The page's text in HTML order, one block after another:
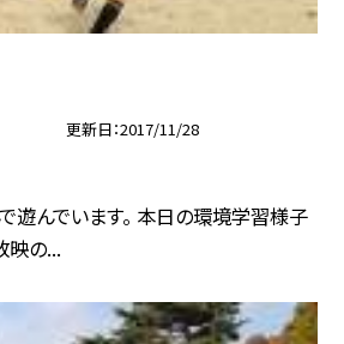
更新日 2017/11/28
遊んでいます。 本日の環境学習様子
映の...